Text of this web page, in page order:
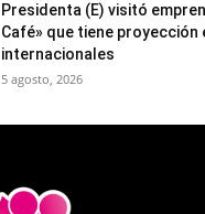
Presidenta (E) visitó
Café» que tiene proyección
internacionales
5 agosto, 2026